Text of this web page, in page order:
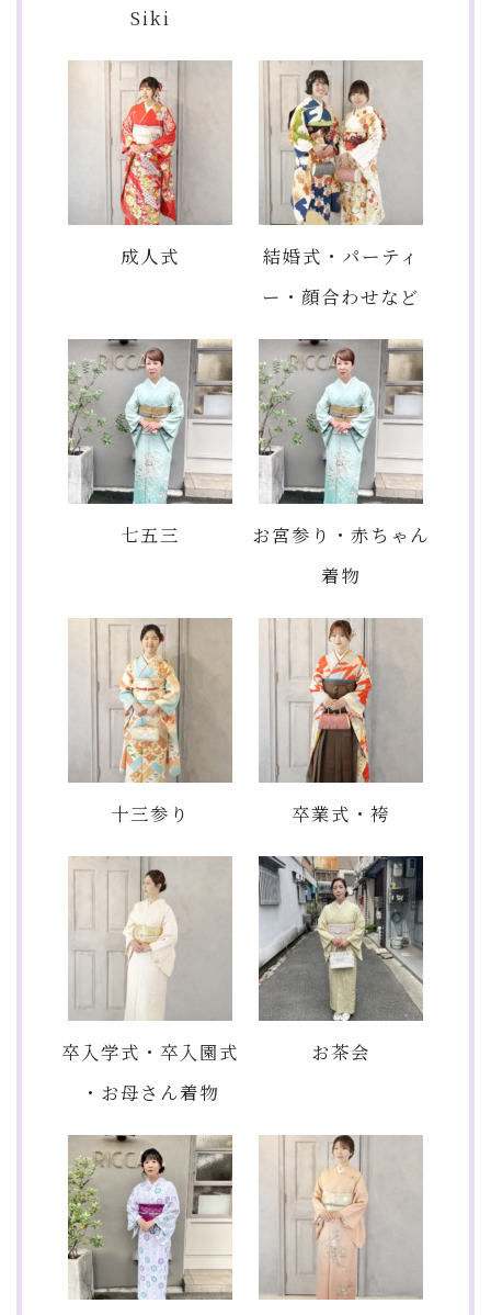
Siki
成人式
結婚式・パーティ
ー・顔合わせなど
七五三
お宮参り・赤ちゃん
着物
十三参り 卒業式・袴
卒入学式・卒入園式
・お母さん着物
お茶会